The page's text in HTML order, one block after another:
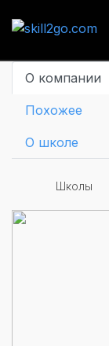
О компании
Похожее
О школе
Школы